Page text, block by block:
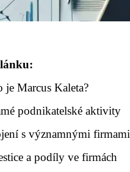
je Marcus Kaleta?
podnikatelské aktivity
s významnými firmami
a podíly ve firmách